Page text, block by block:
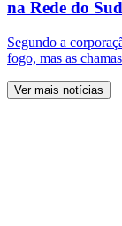
na Rede do
Segundo a
fogo, mas as
Ver mais notícias